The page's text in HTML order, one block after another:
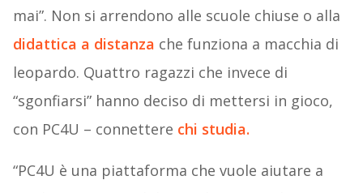
mai”. Non si arrendono alle scuole chiuse o alla
didattica a distanza che funziona a macchia di
leopardo. Quattro ragazzi che invece di
“sgonfiarsi” hanno deciso di mettersi in gioco,
con PC4U – connettere chi studia.
“PC4U è una piattaforma che vuole aiutare a